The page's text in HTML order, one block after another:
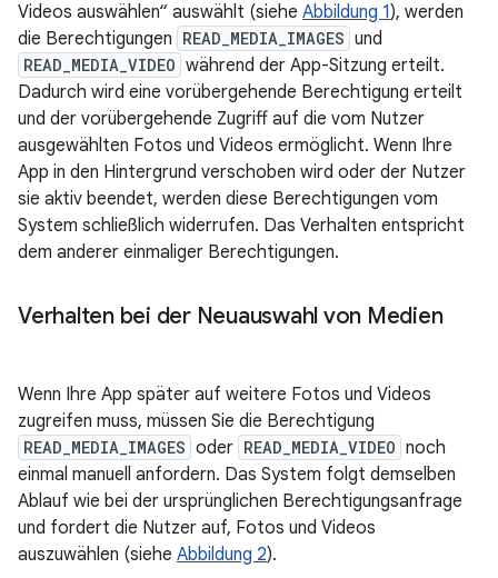
Videos auswählen“ auswählt (siehe Abbildung 1), werden
die Berechtigungen READ_MEDIA_IMAGES und
READ_MEDIA_VIDEO während der App-Sitzung erteilt.
Dadurch wird eine vorübergehende Berechtigung erteilt
und der vorübergehende Zugriff auf die vom Nutzer
ausgewählten Fotos und Videos ermöglicht. Wenn Ihre
App in den Hintergrund verschoben wird oder der Nutzer
sie aktiv beendet, werden diese Berechtigungen vom
System schließlich widerrufen. Das Verhalten entspricht
dem anderer einmaliger Berechtigungen.
Verhalten bei der Neuauswahl von Medien
Wenn Ihre App später auf weitere Fotos und Videos
zugreifen muss, müssen Sie die Berechtigung
READ_MEDIA_IMAGES oder READ_MEDIA_VIDEO noch
einmal manuell anfordern. Das System folgt demselben
Ablauf wie bei der ursprünglichen Berechtigungsanfrage
und fordert die Nutzer auf, Fotos und Videos
auszuwählen (siehe Abbildung 2).